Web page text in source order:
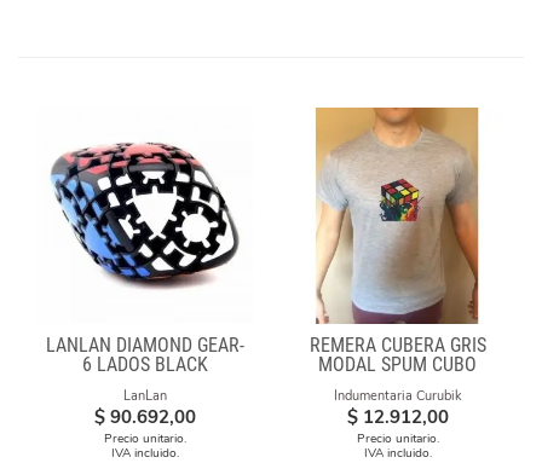
LANLAN DIAMOND GEAR-
6 LADOS BLACK
LanLan
$ 90.692,00
Precio unitario.
IVA incluido.
REMERA CUBERA GRIS
MODAL SPUM CUBO
Indumentaria Curubik
$ 12.912,00
Precio unitario.
IVA incluido.